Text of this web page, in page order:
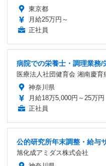
東京都
月給25万円～
正社員
病院での栄養士・調理業務
医療法人社団健育会 湘南慶育
神奈川県
月給18万5,000円～25万円
正社員
公的研究所年末調整・給与
旭化成アミダス株式会社